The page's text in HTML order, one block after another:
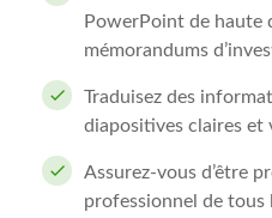
PowerPoint de haute
mémorandums
Traduisez des
diapositives claires et
Assurez-vous d’être
professionnel de tous